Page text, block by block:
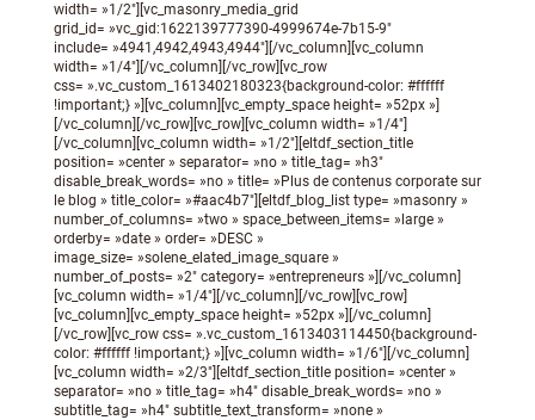
width= »1/2″][vc_masonry_media_grid
grid_id= »vc_gid:1622139777390-4999674e-7b15-9″
include= »4941,4942,4943,4944″][/vc_column][vc_column
width= »1/4″][/vc_column][/vc_row][vc_row
css= ».vc_custom_1613402180323{background-color: #ffffff
!important;} »][vc_column][vc_empty_space height= »52px »]
[/vc_column][/vc_row][vc_row][vc_column width= »1/4″]
[/vc_column][vc_column width= »1/2″][eltdf_section_title
position= »center » separator= »no » title_tag= »h3″
disable_break_words= »no » title= »Plus de contenus corporate sur
le blog » title_color= »#aac4b7″][eltdf_blog_list type= »masonry »
number_of_columns= »two » space_between_items= »large »
orderby= »date » order= »DESC »
image_size= »solene_elated_image_square »
number_of_posts= »2″ category= »entrepreneurs »][/vc_column]
[vc_column width= »1/4″][/vc_column][/vc_row][vc_row]
[vc_column][vc_empty_space height= »52px »][/vc_column]
[/vc_row][vc_row css= ».vc_custom_1613403114450{background-
color: #ffffff !important;} »][vc_column width= »1/6″][/vc_column]
[vc_column width= »2/3″][eltdf_section_title position= »center »
separator= »no » title_tag= »h4″ disable_break_words= »no »
subtitle_tag= »h4″ subtitle_text_transform= »none »